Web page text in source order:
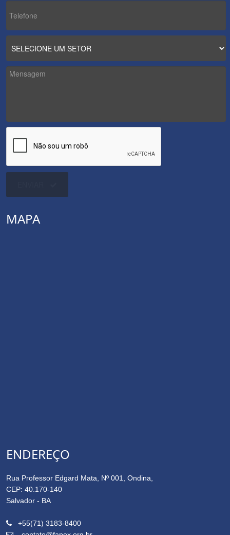
MAPA
ENDEREÇO
Rua Professor Edgard Mata, Nº 001, Ondina,
CEP: 40.170-140
Salvador - BA
+55(71) 3183-8400